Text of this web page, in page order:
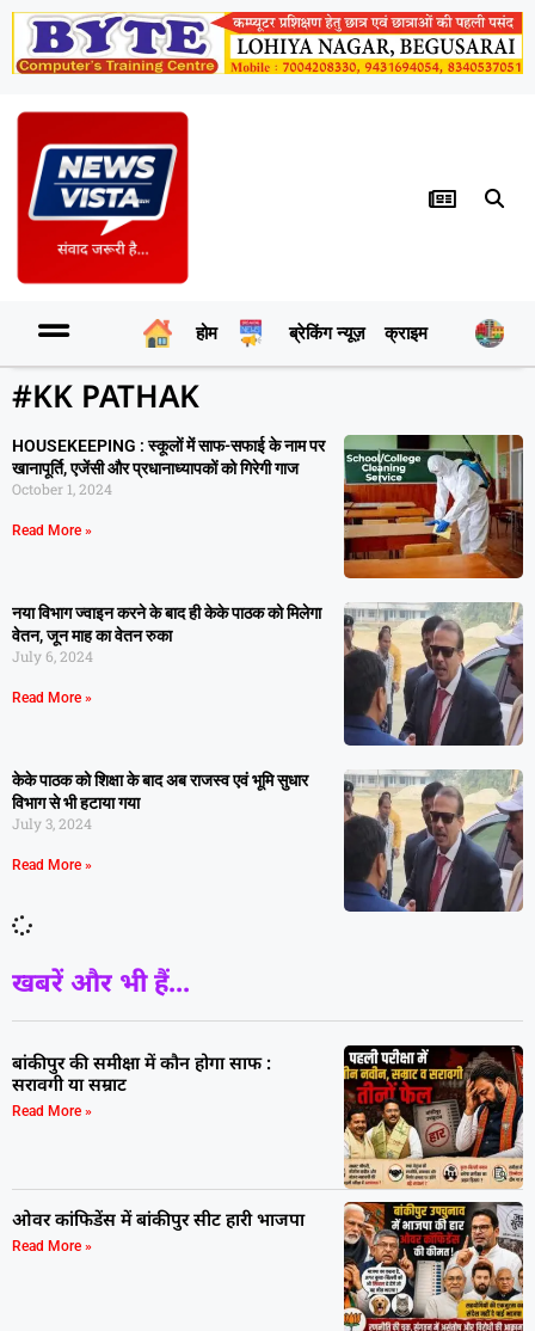
होम ब्रेकिंग न्यूज़ क्राइम
#KK PATHAK
HOUSEKEEPING : स्कूलों में साफ-सफाई के नाम पर
खानापूर्ति, एजेंसी और प्रधानाध्यापकों को गिरेगी गाज
October 1, 2024
Read More »
नया विभाग ज्वाइन करने के बाद ही केके पाठक को मिलेगा
वेतन, जून माह का वेतन रुका
July 6, 2024
Read More »
केके पाठक को शिक्षा के बाद अब राजस्व एवं भूमि सुधार
विभाग से भी हटाया गया
July 3, 2024
Read More »
खबरें और भी हैं...
बांकीपुर की समीक्षा में कौन होगा साफ :
सरावगी या सम्राट
Read More »
ओवर कांफिडेंस में बांकीपुर सीट हारी भाजपा
Read More »